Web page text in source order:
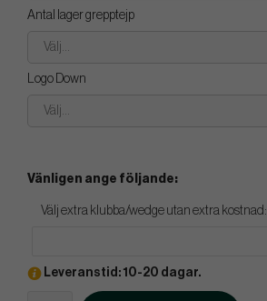
Antal lager grepptejp
Välj...
Logo Down
Välj...
Vänligen ange följande:
Välj extra klubba/wedge utan extra kostnad:
Leveranstid: 10-20 dagar.